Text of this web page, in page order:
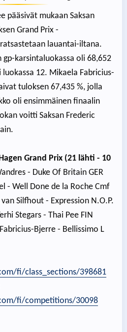
pääsivät mukaan Saksan
Grand Prix -
lauantai-iltana.
karsintaluokassa oli 68,652
12. Mikaela Fabricius-
tuloksen 67,435 %, jolla
oli ensimmäinen finaalin
voitti Saksan Frederic
Grand Prix (21 lähti - 10
- Duke Of Britain GER
- Well Done de la Roche Cmf
Silfhout - Expression N.O.P.
Stegars - Thai Pee FIN
Bjerre - Bellissimo L
fi/class_sections/398681
fi/competitions/30098